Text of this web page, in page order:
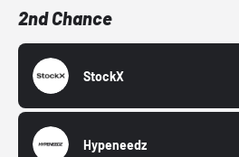
2nd Chance
StockX
Hypeneedz